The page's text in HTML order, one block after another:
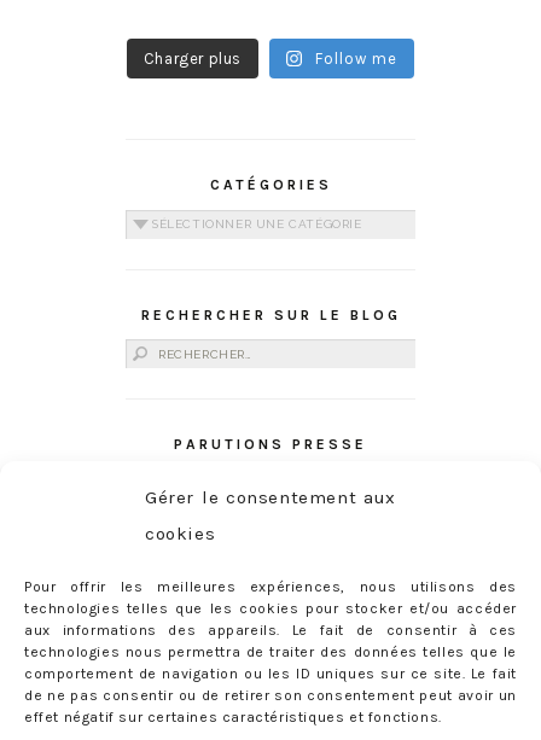
Gérer le consentement aux
cookies
Pour offrir les meilleures expériences, nous utilisons des
technologies telles que les cookies pour stocker et/ou accéder
aux informations des appareils. Le fait de consentir à ces
technologies nous permettra de traiter des données telles que le
comportement de navigation ou les ID uniques sur ce site. Le fait
de ne pas consentir ou de retirer son consentement peut avoir un
effet négatif sur certaines caractéristiques et fonctions.
Charger plus Follow me
CATÉGORIES
Catégories
RECHERCHER SUR LE BLOG
Rechercher :
PARUTIONS PRESSE